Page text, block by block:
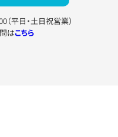
平日・土日祝営業）
はこちら